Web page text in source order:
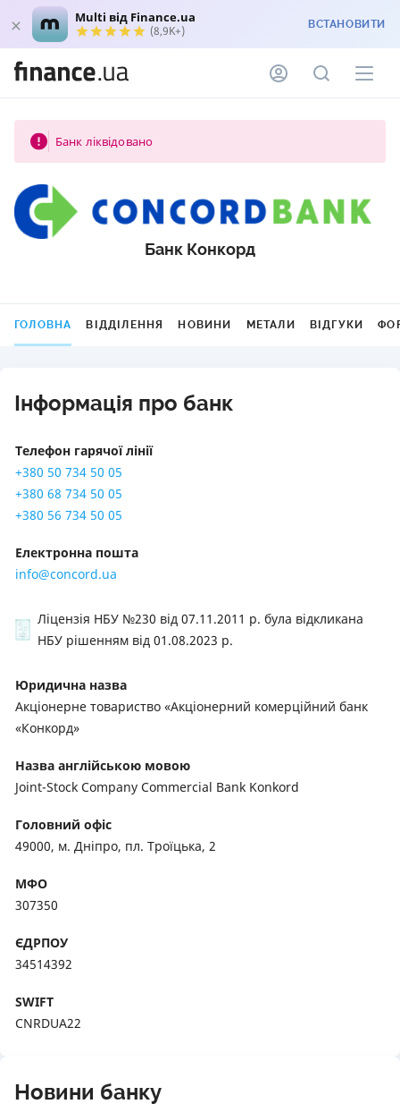
Multi від Finance.ua
(8,9K+) ВСТАНОВИТИ
Банк ліквідовано
Банк Конкорд
ГОЛОВНА ВІДДІЛЕННЯ НОВИНИ МЕТАЛИ ВІДГУКИ
Інформація про банк
Телефон гарячої лінії
+380 50 734 50 05
+380 68 734 50 05
+380 56 734 50 05
Електронна пошта
info@concord.ua
Ліцензія НБУ №230 від 07.11.2011 р. була відкликана
НБУ рішенням від 01.08.2023 р.
Юридична назва
Акціонерне товариство «Акціонерний комерційний банк
«Конкорд»
Назва англійською мовою
Joint-Stock Company Commercial Bank Konkord
Головний офіс
49000, м. Дніпро, пл. Троїцька, 2
МФО
307350
ЄДРПОУ
34514392
SWIFT
CNRDUA22
Новини банку